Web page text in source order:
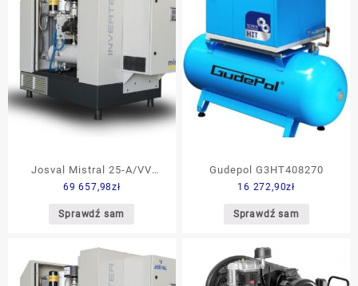
Josval Mistral 25-A/VV
(5270924)
69 657,98zł
Sprawdź sam
Gudepol G3HT408270
16 272,90zł
Sprawdź sam